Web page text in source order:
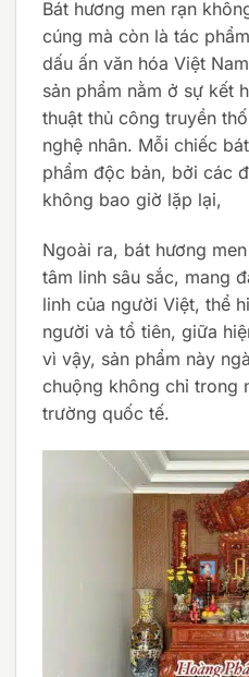
Bát hương men rạn
cúng mà còn là tác
dấu ấn văn hóa Việt
sản phẩm nằm ở sự kết
thuật thủ công truyền
nghệ nhân. Mỗi chiếc
phẩm độc bản, bởi các
không bao giờ lặp lại,
Ngoài ra, bát hương
tâm linh sâu sắc, mang
linh của người Việt, thể
người và tổ tiên, giữa
vì vậy, sản phẩm này
chuộng không chỉ trong
trường quốc tế.